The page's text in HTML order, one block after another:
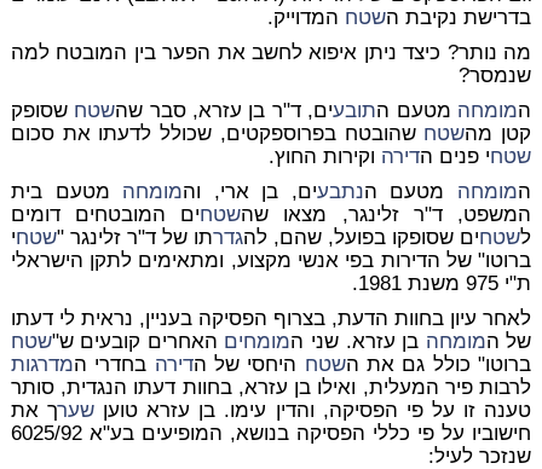
בדרישת נקיבת השטח המדוייק.
מה נותר? כיצד ניתן איפוא לחשב את הפער בין המובטח למה
שנמסר?
המומחה מטעם התובעים, ד"ר בן עזרא, סבר שהשטח שסופק
קטן מהשטח שהובטח בפרוספקטים, שכולל לדעתו את סכום
שטחי פנים הדירה וקירות החוץ.
המומחה מטעם הנתבעים, בן ארי, והמומחה מטעם בית
המשפט, ד"ר זלינגר, מצאו שהשטחים המובטחים דומים
לשטחים שסופקו בפועל, שהם, להגדרתו של ד"ר זלינגר "שטחי
ברוטו" של הדירות בפי אנשי מקצוע, ומתאימים לתקן הישראלי
ת"י 975 משנת 1981.
לאחר עיון בחוות הדעת, בצרוף הפסיקה בעניין, נראית לי דעתו
של המומחה בן עזרא. שני המומחים האחרים קובעים ש"שטח
ברוטו" כולל גם את השטח היחסי של הדירה בחדרי המדרגות
לרבות פיר המעלית, ואילו בן עזרא, בחוות דעתו הנגדית, סותר
טענה זו על פי הפסיקה, והדין עימו. בן עזרא טוען שערך את
חישוביו על פי כללי הפסיקה בנושא, המופיעים בע"א 6025/92
שנזכר לעיל: